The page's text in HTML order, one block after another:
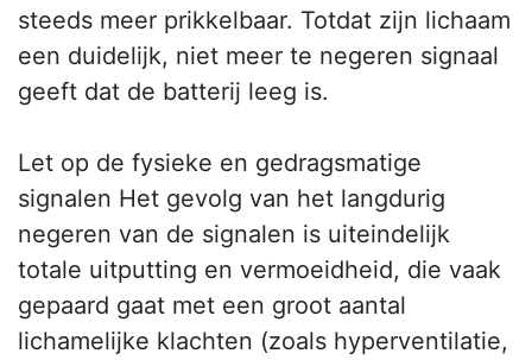
steeds meer prikkelbaar. Totdat zijn lichaam
een duidelijk, niet meer te negeren signaal
geeft dat de batterij leeg is.
Let op de fysieke en gedragsmatige
signalen Het gevolg van het langdurig
negeren van de signalen is uiteindelijk
totale uitputting en vermoeidheid, die vaak
gepaard gaat met een groot aantal
lichamelijke klachten (zoals hyperventilatie,